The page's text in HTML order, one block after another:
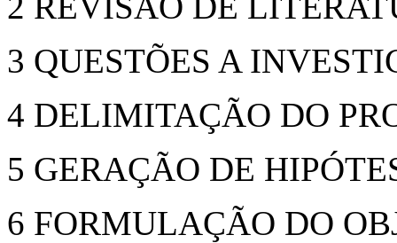
3 QUESTÕES A
4 DELIMITAÇÃO DO
5 GERAÇÃO DE
6 FORMULAÇÃO DO